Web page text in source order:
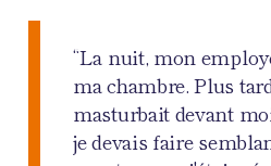
“La nuit, mon
ma chambre. Plus
masturbait devant
je devais faire